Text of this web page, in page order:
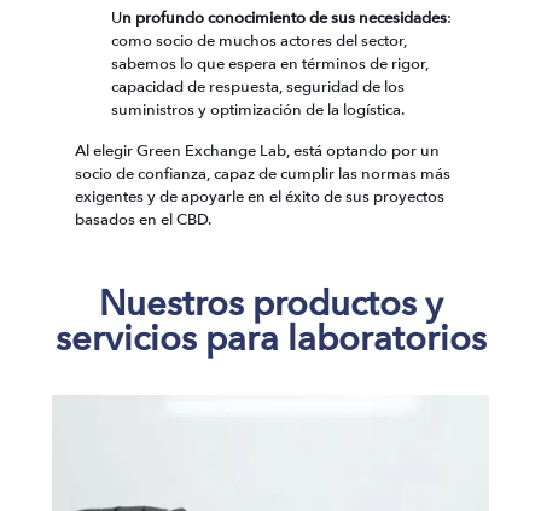
Un profundo conocimiento de sus necesidades:
como socio de muchos actores del sector,
sabemos lo que espera en términos de rigor,
capacidad de respuesta, seguridad de los
suministros y optimización de la logística.
Al elegir Green Exchange Lab, está optando por un
socio de confianza, capaz de cumplir las normas más
exigentes y de apoyarle en el éxito de sus proyectos
basados en el CBD.
Nuestros productos y
servicios para laboratorios